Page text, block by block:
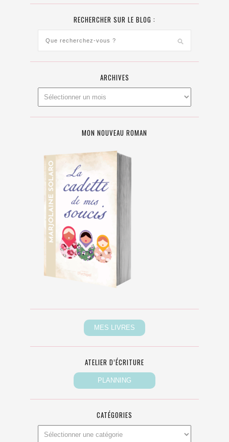
RECHERCHER SUR LE BLOG :
ARCHIVES
MON NOUVEAU ROMAN
ATELIER D’ÉCRITURE
CATÉGORIES